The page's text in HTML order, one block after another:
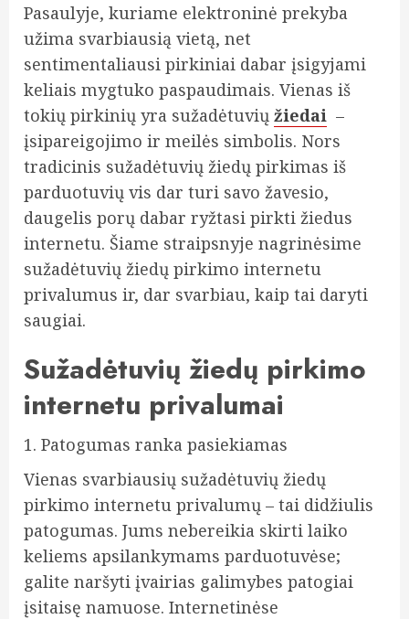
Pasaulyje, kuriame elektroninė prekyba
užima svarbiausią vietą, net
sentimentaliausi pirkiniai dabar įsigyjami
keliais mygtuko paspaudimais. Vienas iš
tokių pirkinių yra sužadėtuvių žiedai –
įsipareigojimo ir meilės simbolis. Nors
tradicinis sužadėtuvių žiedų pirkimas iš
parduotuvių vis dar turi savo žavesio,
daugelis porų dabar ryžtasi pirkti žiedus
internetu. Šiame straipsnyje nagrinėsime
sužadėtuvių žiedų pirkimo internetu
privalumus ir, dar svarbiau, kaip tai daryti
saugiai.
Sužadėtuvių žiedų pirkimo
internetu privalumai
1. Patogumas ranka pasiekiamas
Vienas svarbiausių sužadėtuvių žiedų
pirkimo internetu privalumų – tai didžiulis
patogumas. Jums nebereikia skirti laiko
keliems apsilankymams parduotuvėse;
galite naršyti įvairias galimybes patogiai
įsitaisę namuose. Internetinėse